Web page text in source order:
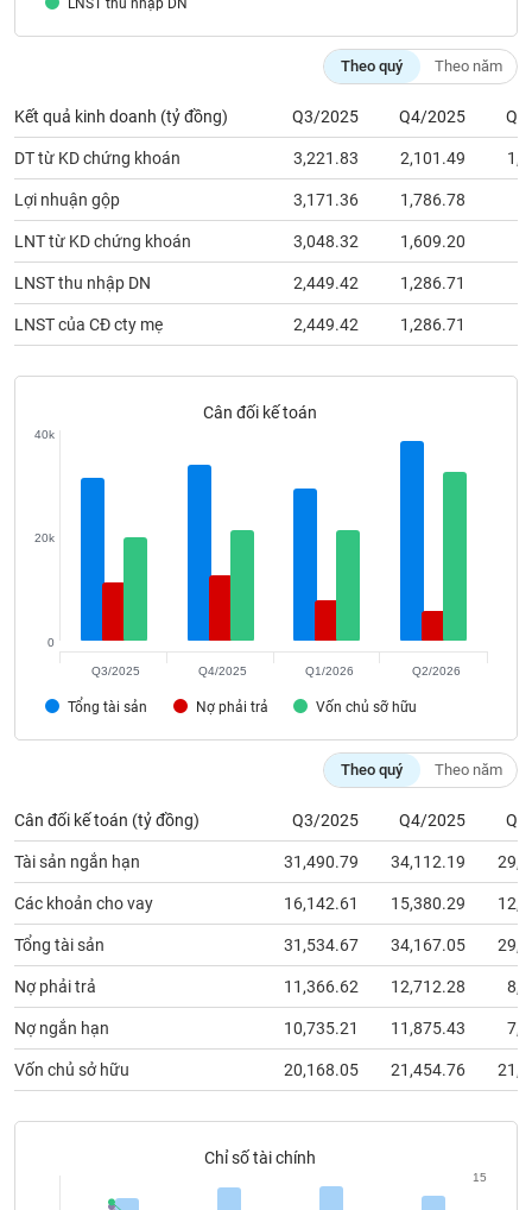
LNST thu nhập DN
Theo quý Theo năm
Kết quả kinh doanh (tỷ đồng) Q3/2025 Q4/2025
DT từ KD chứng khoán 3,221.83 2,101.49
Lợi nhuận gộp 3,171.36 1,786.78
LNT từ KD chứng khoán 3,048.32 1,609.20
LNST thu nhập DN 2,449.42 1,286.71
LNST của CĐ cty mẹ 2,449.42 1,286.71
Cân đối kế toán
Tổng tài sản Nợ phải trả Vốn chủ sỡ hữu
0
20k
40k
Q3/2025 Q4/2025 Q1/2026 Q2/2026
Theo quý Theo năm
Cân đối kế toán (tỷ đồng) Q3/2025 Q4/2025
Tài sản ngắn hạn 31,490.79 34,112.19
Các khoản cho vay 16,142.61 15,380.29
Tổng tài sản 31,534.67 34,167.05
Nợ phải trả 11,366.62 12,712.28
Nợ ngắn hạn 10,735.21 11,875.43
Vốn chủ sở hữu 20,168.05 21,454.76
Chỉ số tài chính
15
tích
(-)
Thuật
ngữ
(-)
Dịch
vụ
Đào
Công
Truyền
thông
tài
chính